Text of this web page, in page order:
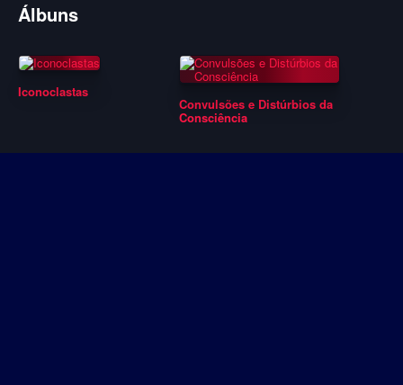
Álbuns
Iconoclastas
Convulsões e Distúrbios da
Consciência